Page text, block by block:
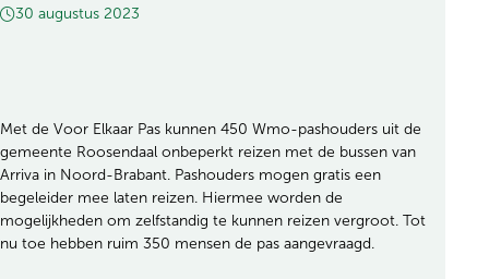
30 augustus 2023
Met de Voor Elkaar Pas kunnen 450 Wmo-pashouders uit de
gemeente Roosendaal onbeperkt reizen met de bussen van
Arriva in Noord-Brabant. Pashouders mogen gratis een
begeleider mee laten reizen. Hiermee worden de
mogelijkheden om zelfstandig te kunnen reizen vergroot. Tot
nu toe hebben ruim 350 mensen de pas aangevraagd.